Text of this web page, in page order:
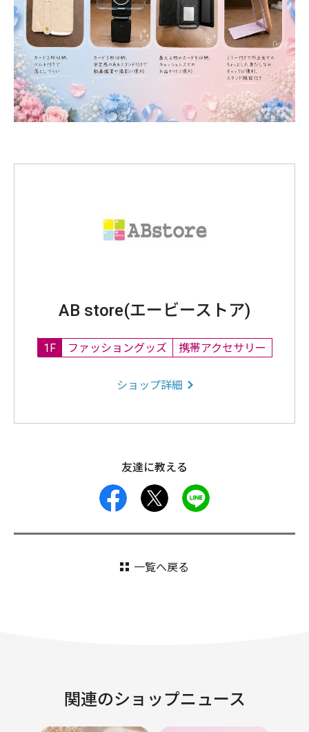
AB store(エービーストア)
1F ファッショングッズ 携帯アクセサリー
ショップ詳細
友達に教える
facebook
一覧へ戻る
関連のショップニュース